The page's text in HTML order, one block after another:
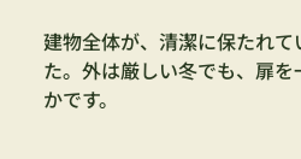
建物全体が、清潔に保たれ
た。外は厳しい冬でも、扉
かです。